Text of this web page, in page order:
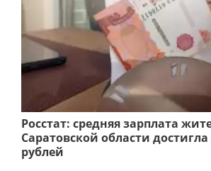
Росстат: средняя зарплата
Саратовской области достигла
рублей